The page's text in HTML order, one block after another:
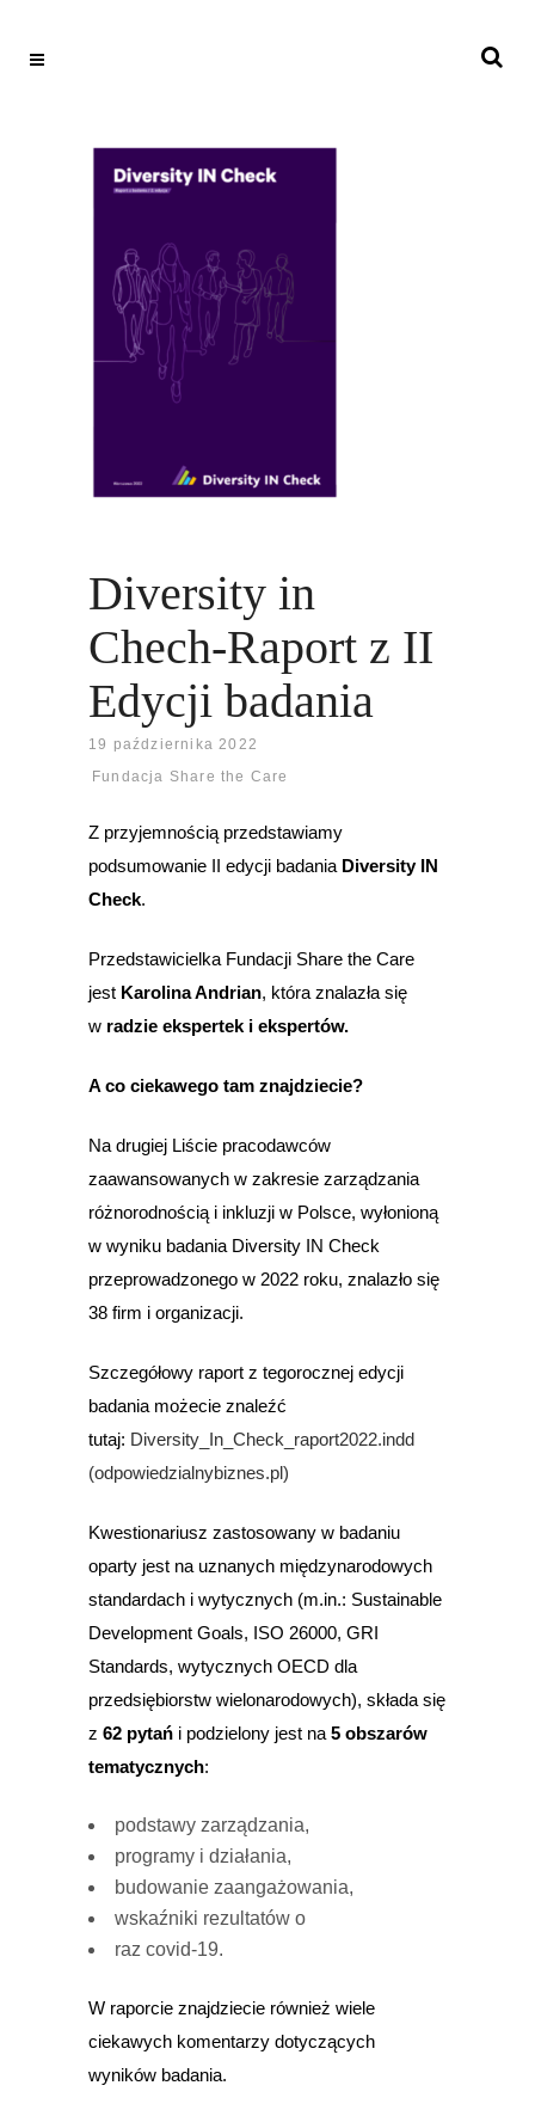
Diversity in
Chech-Raport z II
Edycji badania
19 października 2022
Fundacja Share the Care
Z przyjemnością przedstawiamy
podsumowanie II edycji badania Diversity IN
Check.
Przedstawicielka Fundacji Share the Care
jest Karolina Andrian, która znalazła się
w radzie ekspertek i ekspertów.
A co ciekawego tam znajdziecie?
Na drugiej Liście pracodawców
zaawansowanych w zakresie zarządzania
różnorodnością i inkluzji w Polsce, wyłonioną
w wyniku badania Diversity IN Check
przeprowadzonego w 2022 roku, znalazło się
38 firm i organizacji.
Szczegółowy raport z tegorocznej edycji
badania możecie znaleźć
tutaj: Diversity_In_Check_raport2022.indd
(odpowiedzialnybiznes.pl)
Kwestionariusz zastosowany w badaniu
oparty jest na uznanych międzynarodowych
standardach i wytycznych (m.in.: Sustainable
Development Goals, ISO 26000, GRI
Standards, wytycznych OECD dla
przedsiębiorstw wielonarodowych), składa się
z 62 pytań i podzielony jest na 5 obszarów
tematycznych:
podstawy zarządzania,
programy i działania,
budowanie zaangażowania,
wskaźniki rezultatów o
raz covid-19.
W raporcie znajdziecie również wiele
ciekawych komentarzy dotyczących
wyników badania.